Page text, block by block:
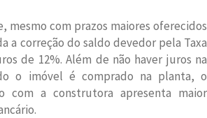
mesmo com prazos maiores oferecidos
a correção do saldo devedor pela Taxa
de 12%. Além de não haver juros na
o imóvel é comprado na planta, o
com a construtora apresenta maior